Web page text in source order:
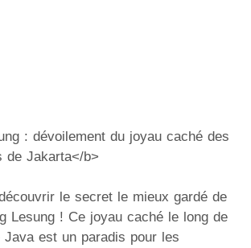
: dévoilement du joyau caché des
de Jakarta</b>
le secret le mieux gardé de
Lesung ! Ce joyau caché le long de
est un paradis pour les